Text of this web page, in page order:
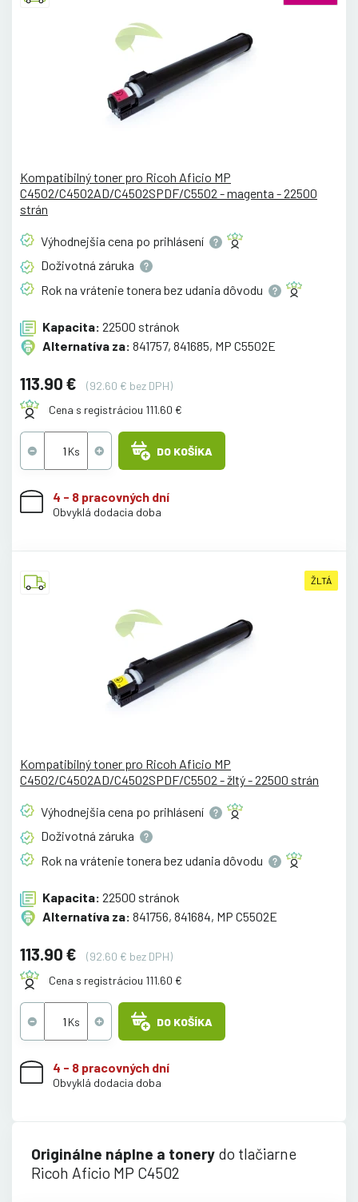
Kompatibilný toner pro Ricoh Aficio MP
C4502/C4502AD/C4502SPDF/C5502 - magenta - 22500
strán
Výhodnejšia cena po prihlásení
Doživotná záruka
Rok na vrátenie tonera bez udania dôvodu
Kapacita: 22500 stránok
Alternatíva za: 841757, 841685, MP C5502E
113.90 €
(92.60 € bez DPH)
Cena s registráciou 111.60 €
DO KOŠÍKA
4 - 8 pracovných dní
Obvyklá dodacia doba
ŽLTÁ
Kompatibilný toner pro Ricoh Aficio MP
C4502/C4502AD/C4502SPDF/C5502 - žltý - 22500 strán
Výhodnejšia cena po prihlásení
Doživotná záruka
Rok na vrátenie tonera bez udania dôvodu
Kapacita: 22500 stránok
Alternatíva za: 841756, 841684, MP C5502E
113.90 €
(92.60 € bez DPH)
Cena s registráciou 111.60 €
DO KOŠÍKA
4 - 8 pracovných dní
Obvyklá dodacia doba
Originálne náplne a tonery do tlačiarne
Ricoh Aficio MP C4502